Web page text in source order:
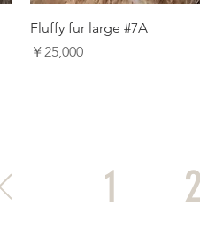
Fluffy fur large #7A
価格
￥25,000
1